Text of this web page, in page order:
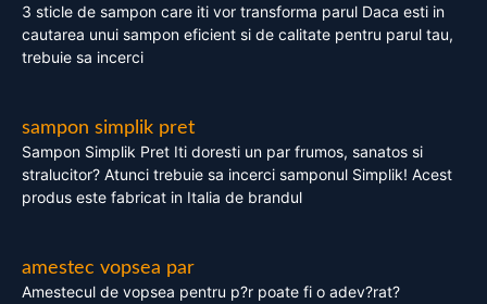
3 sticle de sampon care iti vor transforma parul Daca esti in
cautarea unui sampon eficient si de calitate pentru parul tau,
trebuie sa incerci
sampon simplik pret
Sampon Simplik Pret Iti doresti un par frumos, sanatos si
stralucitor? Atunci trebuie sa incerci samponul Simplik! Acest
produs este fabricat in Italia de brandul
amestec vopsea par
Amestecul de vopsea pentru p?r poate fi o adev?rat?